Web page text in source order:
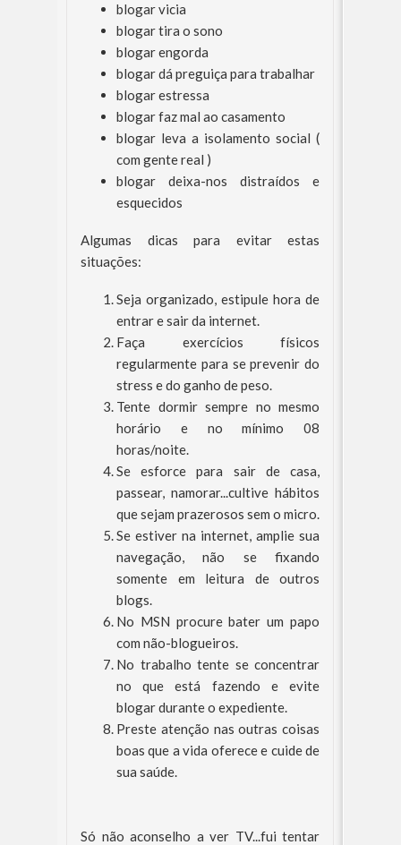
blogar vicia
blogar tira o sono
blogar engorda
blogar dá preguiça para trabalhar
blogar estressa
blogar faz mal ao casamento
blogar leva a isolamento social (
com gente real )
blogar deixa-nos distraídos e
esquecidos
Algumas dicas para evitar estas
situações:
Seja organizado, estipule hora de
entrar e sair da internet.
Faça exercícios físicos
regularmente para se prevenir do
stress e do ganho de peso.
Tente dormir sempre no mesmo
horário e no mínimo 08
horas/noite.
Se esforce para sair de casa,
passear, namorar...cultive hábitos
que sejam prazerosos sem o micro.
Se estiver na internet, amplie sua
navegação, não se fixando
somente em leitura de outros
blogs.
No MSN procure bater um papo
com não-blogueiros.
No trabalho tente se concentrar
no que está fazendo e evite
blogar durante o expediente.
Preste atenção nas outras coisas
boas que a vida oferece e cuide de
sua saúde.
Só não aconselho a ver TV...fui tentar